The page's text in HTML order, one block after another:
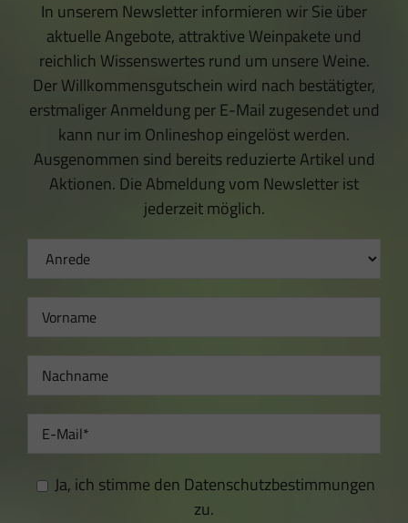
In unserem Newsletter informieren wir Sie über
aktuelle Angebote, attraktive Weinpakete und
reichlich Wissenswertes rund um unsere Weine.
Der Willkommensgutschein wird nach bestätigter,
erstmaliger Anmeldung per E-Mail zugesendet und
kann nur im Onlineshop eingelöst werden.
Ausgenommen sind bereits reduzierte Artikel und
Aktionen. Die Abmeldung vom Newsletter ist
jederzeit möglich.
Newsletter
Anmeldung
Ja, ich stimme den Datenschutzbestimmungen
zu.